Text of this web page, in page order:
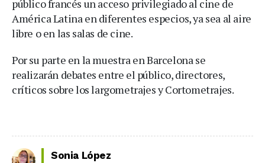
público francés un acceso privilegiado al cine de
América Latina en diferentes especios, ya sea al aire
libre o en las salas de cine.
Por su parte en la muestra en Barcelona se
realizarán debates entre el público, directores,
críticos sobre los largometrajes y Cortometrajes.
Sonia López